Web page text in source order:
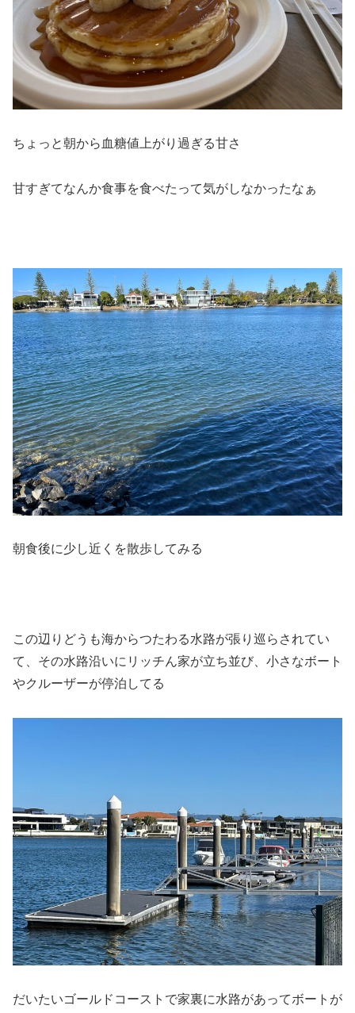
ちょっと朝から血糖値上がり過ぎる甘さ
甘すぎてなんか食事を食べたって気がしなかったなぁ
朝食後に少し近くを散歩してみる
この辺りどうも海からつたわる水路が張り巡らされてい
て、その水路沿いにリッチん家が立ち並び、小さなボート
やクルーザーが停泊してる
だいたいゴールドコーストで家裏に水路があってボートが